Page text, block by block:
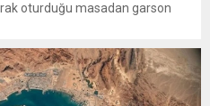
oturduğu masadan garson
Darbe girişiminin önlenebilir
ihmalleri bulunduğunu ifade
içerisinde güç...